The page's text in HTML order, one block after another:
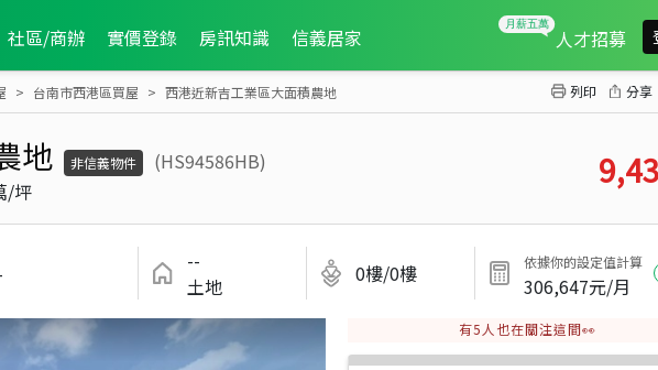
社區/商辦 實價登錄 房訊知識 信義居家 人才招募
台南市西港區買屋 西港近新吉工業區大面積農地 列印 分享
地 非信義物件
(HS94586HB)
/坪
--
土地
0樓/0樓 依據你的設定值計算
306,647元/月
有5 人也在關注這間👀